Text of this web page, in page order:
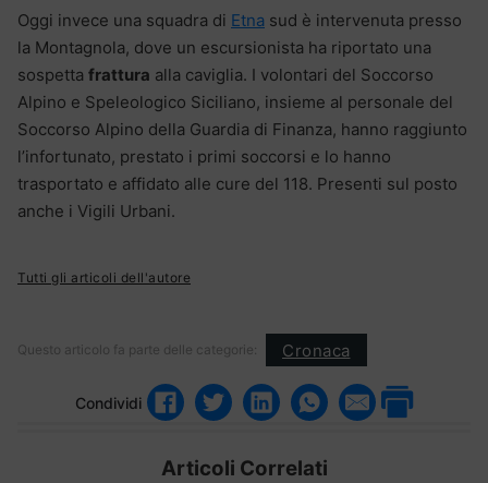
Oggi invece una squadra di Etna sud è intervenuta presso
la Montagnola, dove un escursionista ha riportato una
sospetta frattura alla caviglia. I volontari del Soccorso
Alpino e Speleologico Siciliano, insieme al personale del
Soccorso Alpino della Guardia di Finanza, hanno raggiunto
l’infortunato, prestato i primi soccorsi e lo hanno
trasportato e affidato alle cure del 118. Presenti sul posto
anche i Vigili Urbani.
Tutti gli articoli dell'autore
Questo articolo fa parte delle categorie: Cronaca
Condividi
Articoli Correlati